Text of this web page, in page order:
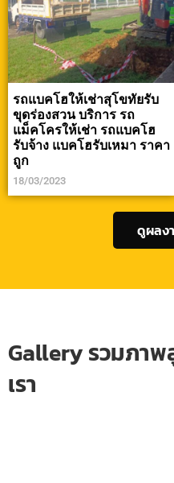
รถแบคโฮให้เช่าสุโขทัยรับ
ขุดร่องสวน บริการ รถ
แม็คโครให้เช่า รถแบคโฮ
รับจ้าง แบคโฮรับเหมา ราคา
ถูก
18/03/2023
ดูผลง
Gallery รวมภา
เรา